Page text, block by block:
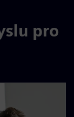
pro